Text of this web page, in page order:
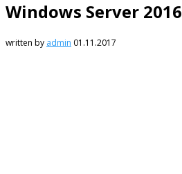
Windows Server 2016
written by admin 01.11.2017